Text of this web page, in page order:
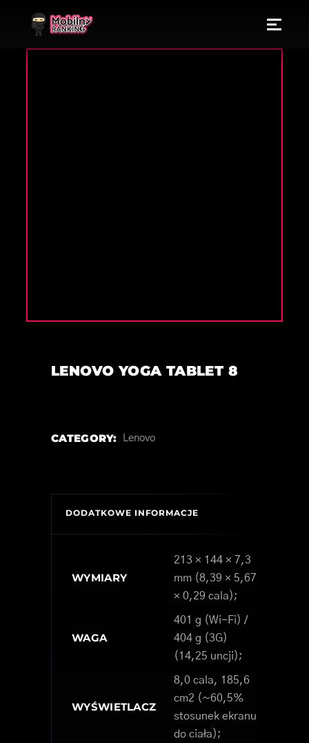
LENOVO YOGA TABLET 8
CATEGORY: Lenovo
DODATKOWE INFORMACJE
WYMIARY
213 × 144 × 7,3
mm (8,39 × 5,67
× 0,29 cala);
WAGA
401 g (Wi-Fi) /
404 g (3G)
(14,25 uncji);
WYŚWIETLACZ
8,0 cala, 185,6
cm2 (~60,5%
stosunek ekranu
do ciała);